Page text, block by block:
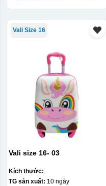
Vali Size 16
Vali size 16- 03
Kích thước:
TG sản xuất: 10 ngày